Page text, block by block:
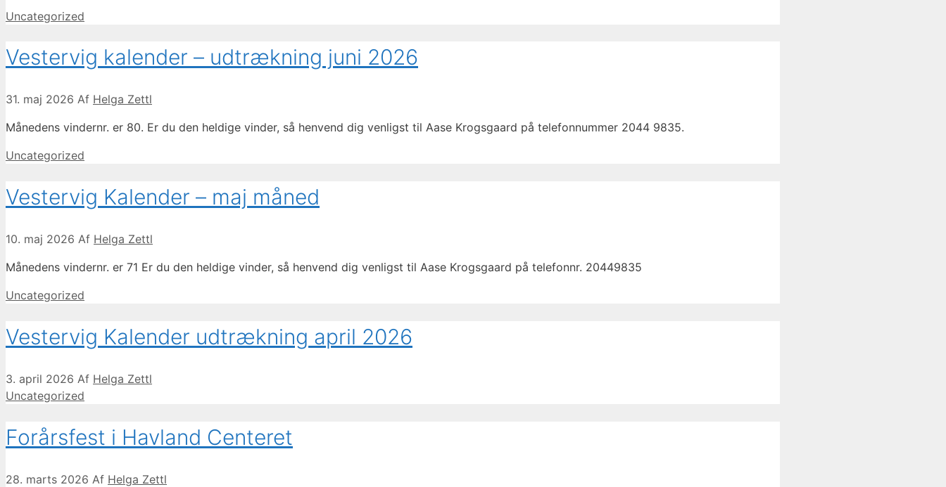
Kategorier
Uncategorized
Vestervig kalender – udtrækning juni 2026
31. maj 2026 Af Helga Zettl
Månedens vindernr. er 80. Er du den heldige vinder, så henvend dig venligst til Aase Krogsgaard på telefonnummer 2044 9835.
Kategorier
Uncategorized
Vestervig Kalender – maj måned
10. maj 2026 Af Helga Zettl
Månedens vindernr. er 71 Er du den heldige vinder, så henvend dig venligst til Aase Krogsgaard på telefonnr. 20449835
Kategorier
Uncategorized
Vestervig Kalender udtrækning april 2026
3. april 2026 Af Helga Zettl
Kategorier
Uncategorized
Forårsfest i Havland Centeret
28. marts 2026 Af Helga Zettl